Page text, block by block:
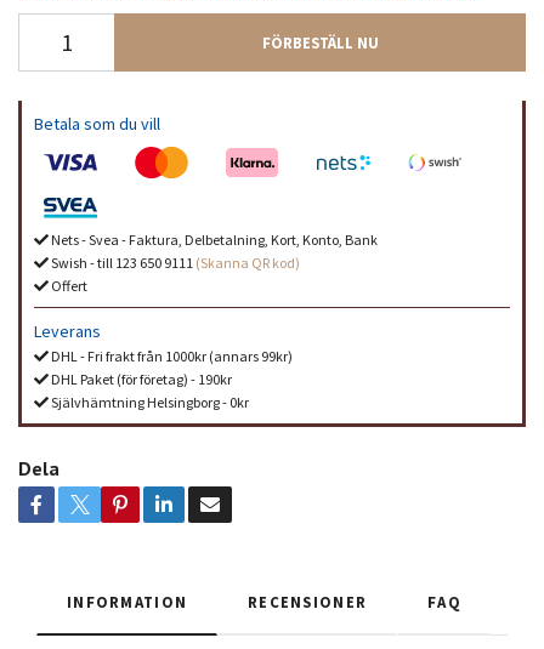
FÖRBESTÄLL NU
Betala som du vill
Nets - Svea - Faktura, Delbetalning, Kort, Konto, Bank
Swish - till 123 650 9111 (Skanna QR kod)
Offert
Leverans
DHL - Fri frakt från 1000kr (annars 99kr)
DHL Paket (för företag) - 190kr
Självhämtning Helsingborg - 0kr
Dela
INFORMATION RECENSIONER FAQ